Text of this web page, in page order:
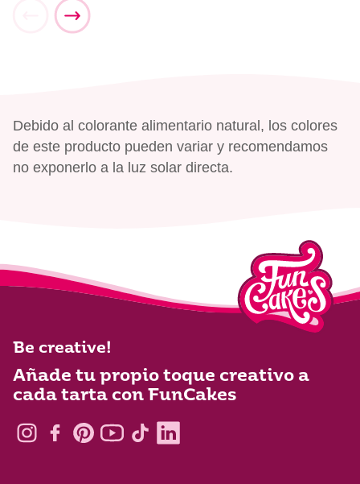
Debido al colorante alimentario natural, los colores
de este producto pueden variar y recomendamos
no exponerlo a la luz solar directa.
Be creative!
Añade tu propio toque creativo a
cada tarta con FunCakes